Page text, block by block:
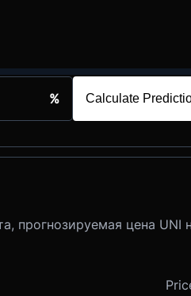
% Calculate
прогнозируемая цена UNI